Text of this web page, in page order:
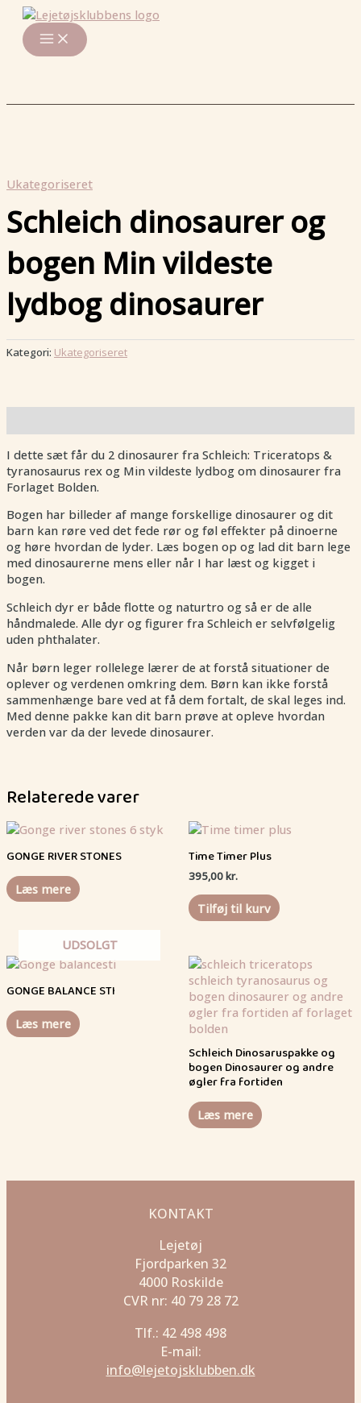
indholdet
Main
Menu
Ukategoriseret
Schleich dinosaurer og
bogen Min vildeste
lydbog dinosaurer
Kategori: Ukategoriseret
I dette sæt får du 2 dinosaurer fra Schleich: Triceratops &
tyranosaurus rex og Min vildeste lydbog om dinosaurer fra
Forlaget Bolden.
Bogen har billeder af mange forskellige dinosaurer og dit
barn kan røre ved det fede rør og føl effekter på dinoerne
og høre hvordan de lyder. Læs bogen op og lad dit barn lege
med dinosaurerne mens eller når I har læst og kigget i
bogen.
Schleich dyr er både flotte og naturtro og så er de alle
håndmalede. Alle dyr og figurer fra Schleich er selvfølgelig
uden phthalater.
Når børn leger rollelege lærer de at forstå situationer de
oplever og verdenen omkring dem. Børn kan ikke forstå
sammenhænge bare ved at få dem fortalt, de skal leges ind.
Med denne pakke kan dit barn prøve at opleve hvordan
verden var da der levede dinosaurer.
Relaterede varer
GONGE RIVER STONES
Læs mere
Time Timer Plus
395,00kr.
Tilføj til kurv
UDSOLGT
GONGE BALANCE STI
Læs mere
Schleich Dinosaruspakke og
bogen Dinosaurer og andre
øgler fra fortiden
Læs mere
KONTAKT
Lejetøj
Fjordparken 32
4000 Roskilde
CVR nr: 40 79 28 72
Tlf.: 42 498 498
E-mail:
info@lejetojsklubben.dk